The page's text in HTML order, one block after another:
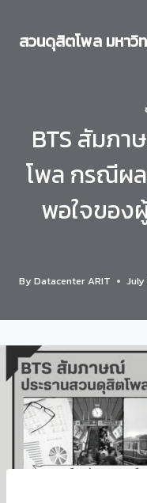
content
สวนดุสิตโพล มหาวิ
BTS สัมภ
โพล กรณีผ
พอใจของ
By Datacenter ARIT July